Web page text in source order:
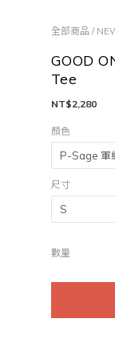
全部商品 /
GOOD
Tee
NT$2,280
顏色
尺寸
數量